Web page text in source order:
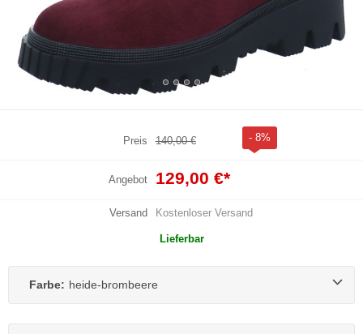
Preis 140,00 € - 8%
Angebot 129,00 €*
Versand Kostenloser Versand
Lieferbar
Farbe: heide-brombeere